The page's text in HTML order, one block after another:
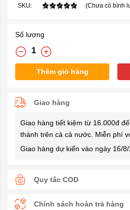
SKU: (Chưa có bình
Số lượng
Thêm giỏ hàng
Giao hàng
Giao hàng tiết kiệm từ 16.000đ
thành trên cả cả nước. Miễn phí
Giao hàng dự kiến vào ngày 16/
Quy tắc COD
Chính sách hoàn trả hàng